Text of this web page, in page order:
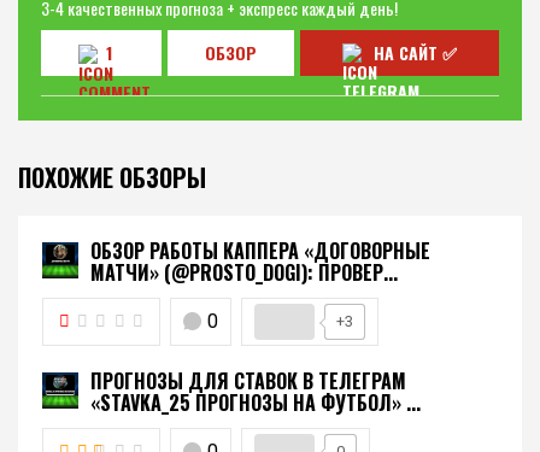
3-4 качественных прогноза + экспресс каждый день!
1
ОБЗОР НА САЙТ ✅
ПОХОЖИЕ ОБЗОРЫ
ОБЗОР РАБОТЫ КАППЕРА «ДОГОВОРНЫЕ
МАТЧИ» (@PROSTO_DOGI): ПРОВЕР...
0 +3
ПРОГНОЗЫ ДЛЯ СТАВОК В ТЕЛЕГРАМ
«STAVKA_25 ПРОГНОЗЫ НА ФУТБОЛ» ...